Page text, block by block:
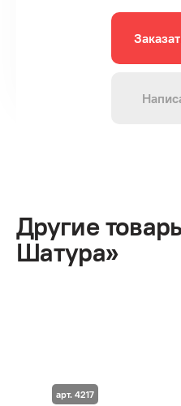
Другие
Шатура»
арт. 4217